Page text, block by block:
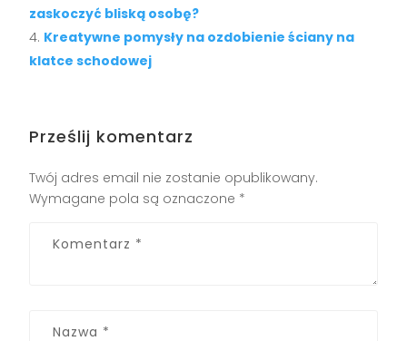
zaskoczyć bliską osobę?
Kreatywne pomysły na ozdobienie ściany na
klatce schodowej
Prześlij komentarz
Twój adres email nie zostanie opublikowany.
Wymagane pola są oznaczone *